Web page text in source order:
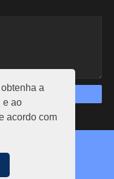
a
e ao
acordo com